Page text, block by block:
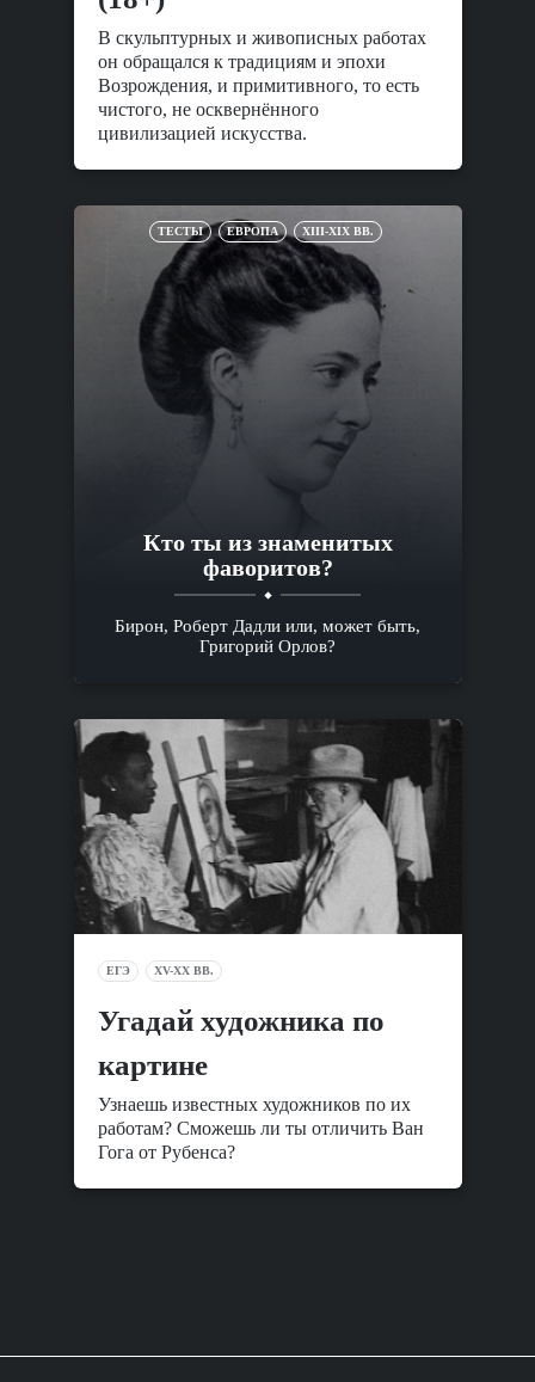
В скульптурных и живописных работах
он обращался к традициям и эпохи
Возрождения, и примитивного, то есть
чистого, не осквернённого
цивилизацией искусства.
ТЕСТЫ ЕВРОПА XIII-XIX ВВ.
Кто ты из знаменитых
фаворитов?
Бирон, Роберт Дадли или, может быть,
Григорий Орлов?
ЕГЭ XV-XX ВВ.
Угадай художника по
картине
Узнаешь известных художников по их
работам? Сможешь ли ты отличить Ван
Гога от Рубенса?